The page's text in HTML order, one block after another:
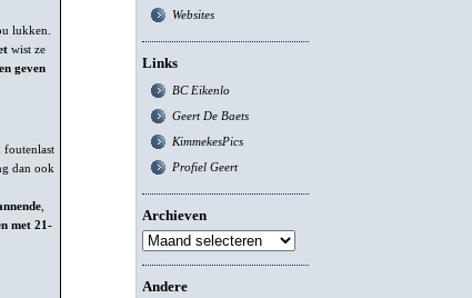
lukken.
wist ze
geven
foutenlast
dan ook
met 21-
Websites
Links
BC Eikenlo
Geert De Baets
KimmekesPics
Profiel Geert
Archieven
Andere